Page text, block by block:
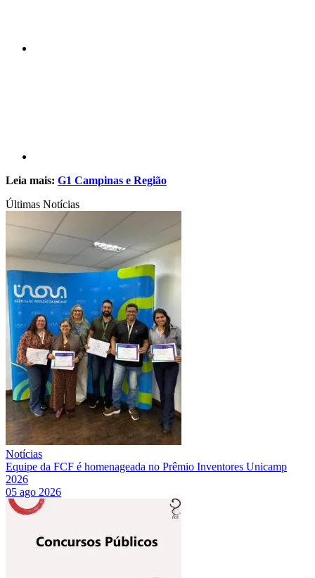
Leia mais: G1 Campinas e Região
Últimas Notícias
Notícias
Equipe da FCF é homenageada no Prêmio Inventores Unicamp
2026
05 ago 2026